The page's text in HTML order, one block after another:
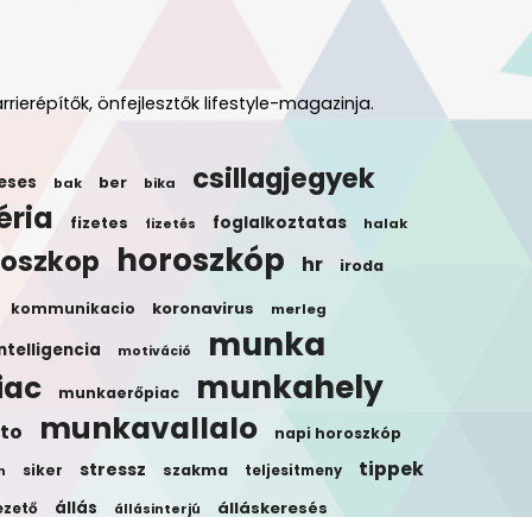
önfejlesztők lifestyle-magazinja.
bak ber bika csillagjegyek
fizetes fizetés foglalkoztatas halak
horoszkóp hr iroda
kommunikacio koronavirus merleg
motiváció munka
munkaerőpiac munkahely
munkavallalo napi horoszkóp
siker stressz szakma teljesitmeny tippek
állás állásinterjú álláskeresés